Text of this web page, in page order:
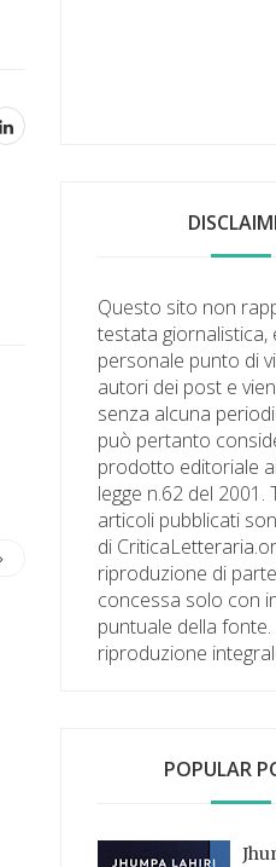
Questo sito non
testata giornalistica,
personale punto di
autori dei post e
senza alcuna
può pertanto
prodotto editoriale
legge n.62 del 2001.
articoli pubblicati
di
riproduzione di
concessa solo con
puntuale della fonte.
riproduzione
POPULAR